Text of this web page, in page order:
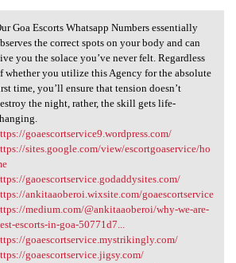
Goa Escorts Whatsapp
Goa Escorts Whatsapp Numbers essentially
the correct spots on your body and can
you the solace you’ve never felt. Regardless
whether you utilize this Agency for the absolute
time, you’ll ensure that tension doesn’t
the night, rather, the skill gets life-
goaescortservice9.wordpress.com/
sites.google.com/view/escortgoaservice/ho
gaoescortservice.godaddysites.com/
ankitaaoberoi.wixsite.com/goaescortservice
medium.com/@ankitaaoberoi/why-we-are-
escorts-in-goa-50771d7...
goaescortservice.mystrikingly.com/
goaescortservice.jigsy.com/